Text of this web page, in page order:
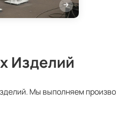
Изделий
Мы выполняем